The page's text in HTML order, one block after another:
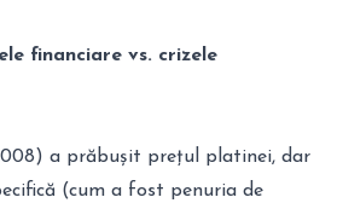
financiare vs. crizele
a prăbușit prețul platinei, dar
(cum a fost penuria de